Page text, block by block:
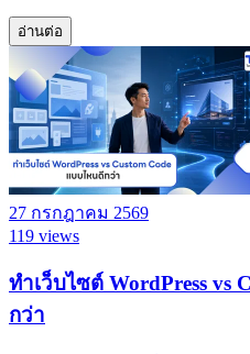
อ่านต่อ
27 กรกฎาคม 2569
119 views
ทำเว็บไซต์ WordPress vs
กว่า